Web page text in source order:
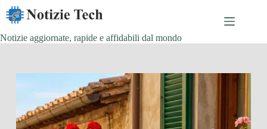
Salta
contenuto
Notizie aggiornate, rapide e affidabili dal mondo